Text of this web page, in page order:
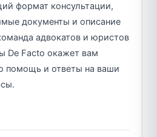
формат консультации,
документы и описание
адвокатов и юристов
De Facto окажет вам
помощь и ответы на ваши